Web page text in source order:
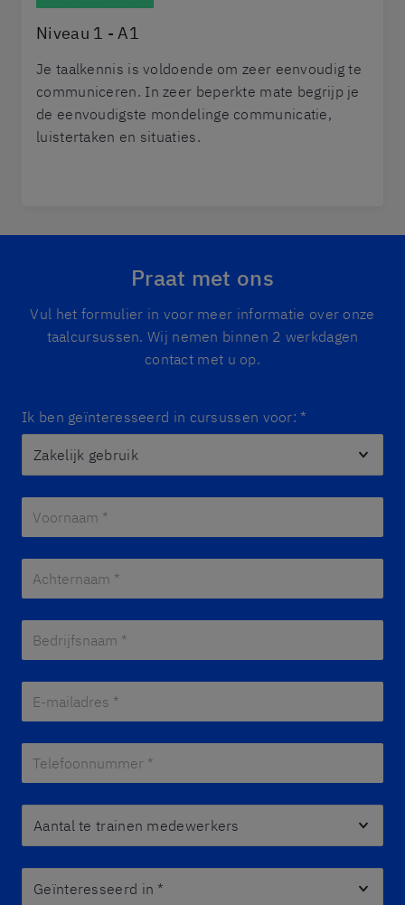
Niveau 1 - A1
Je taalkennis is voldoende om zeer eenvoudig te
communiceren. In zeer beperkte mate begrijp je
de eenvoudigste mondelinge communicatie,
luistertaken en situaties.
Praat met ons
Vul het formulier in voor meer informatie over onze
taalcursussen. Wij nemen binnen 2 werkdagen
contact met u op.
Ik ben geïnteresseerd in cursussen voor: *